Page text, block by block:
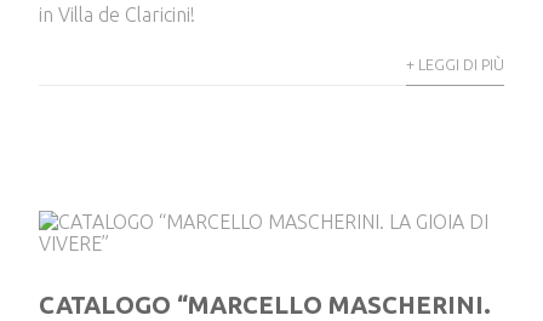
in Villa de Claricini!
+ LEGGI DI PIÙ
CATALOGO “MARCELLO MASCHERINI.